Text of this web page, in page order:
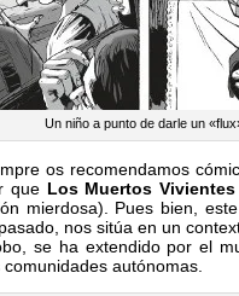
Un niño a punto de darle un
os recomendamos
que Los Muertos Vivientes
mierdosa). Pues bien,
nos sitúa en un
se ha extendido por el
autónomas.